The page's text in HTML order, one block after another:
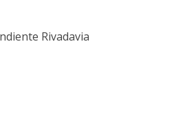
Rivadavia